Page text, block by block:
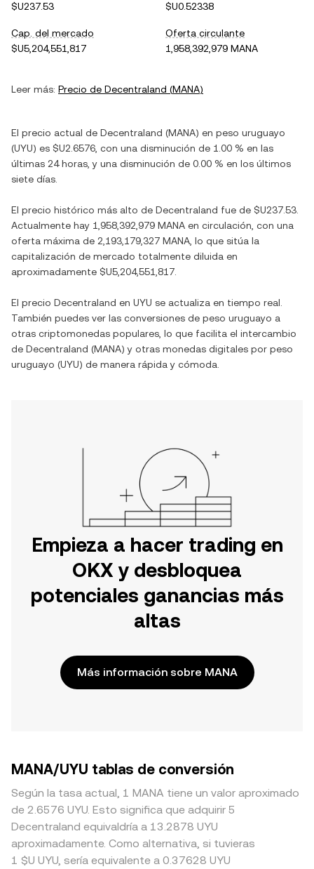
$U237.53
$U0.52338
Cap. del mercado
$U5,204,551,817
Oferta circulante
1,958,392,979 MANA
Leer más: Precio de Decentraland (MANA)
El precio actual de Decentraland (MANA) en peso uruguayo
(UYU) es $U2.6576 , con una disminución de 1.00 % en las
últimas 24 horas, y una disminución de 0.00 % en los últimos
siete días.
El precio histórico más alto de Decentraland fue de $U237.53
Actualmente hay 1,958,392,979 MANA en circulación, con una
oferta máxima de 2,193,179,327 MANA , lo que sitúa la
capitalización de mercado totalmente diluida en
aproximadamente $U5,204,551,817
El precio Decentraland en UYU se actualiza en tiempo real.
También puedes ver las conversiones de peso uruguayo a
otras criptomonedas populares, lo que facilita el intercambio
de Decentraland (MANA) y otras monedas digitales por peso
uruguayo (UYU) de manera rápida y cómoda.
Empieza a hacer trading en
OKX y desbloquea
potenciales ganancias más
altas
Más información sobre MANA
MANA/UYU tablas de conversión
Según la tasa actual, 1 MANA tiene un valor aproximado
de 2.6576 UYU. Esto significa que adquirir 5
Decentraland equivaldría a 13.2878 UYU
aproximadamente. Como alternativa, si tuvieras
1 $U UYU, sería equivalente a 0.37628 UYU